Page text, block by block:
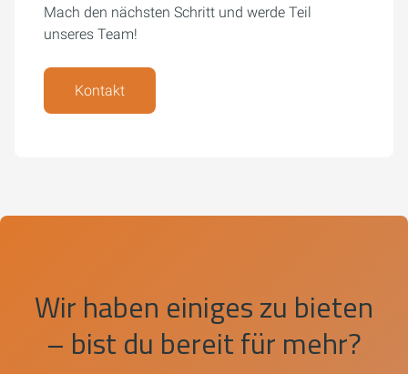
Mach den nächsten Schritt und werde Teil
unseres Team!
Kontakt
Wir haben einiges zu bieten
– bist du bereit für mehr?